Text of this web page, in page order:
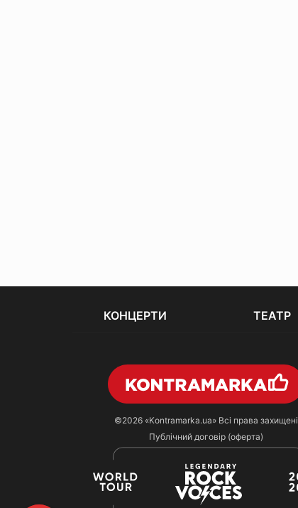
КОНЦЕРТИ ТЕАТР
©2026 «Kontramarka.ua»Всі права захищені
Публічний договір (оферта)